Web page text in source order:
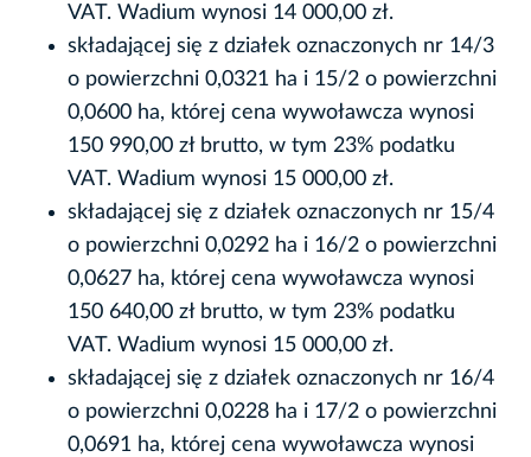
VAT. Wadium wynosi 14 000,00 zł.
składającej się z działek oznaczonych nr 14/3
o powierzchni 0,0321 ha i 15/2 o powierzchni
0,0600 ha, której cena wywoławcza wynosi
150 990,00 zł brutto, w tym 23% podatku
VAT. Wadium wynosi 15 000,00 zł.
składającej się z działek oznaczonych nr 15/4
o powierzchni 0,0292 ha i 16/2 o powierzchni
0,0627 ha, której cena wywoławcza wynosi
150 640,00 zł brutto, w tym 23% podatku
VAT. Wadium wynosi 15 000,00 zł.
składającej się z działek oznaczonych nr 16/4
o powierzchni 0,0228 ha i 17/2 o powierzchni
0,0691 ha, której cena wywoławcza wynosi